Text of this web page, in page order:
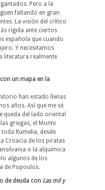
Pero a la
faltando en gran
La visión del crítico
rígida ante ciertos
española que cuando
Y necesitamos
literatura realmente
un mapa en la
han estado llenas
años. Así que me sé
queda del lado oriental
griegas, el Monte
Rumelia, desde
Croacia de los piratas
o la alquímica
algunos de los
de Popoulos.
de deuda con Las mil y